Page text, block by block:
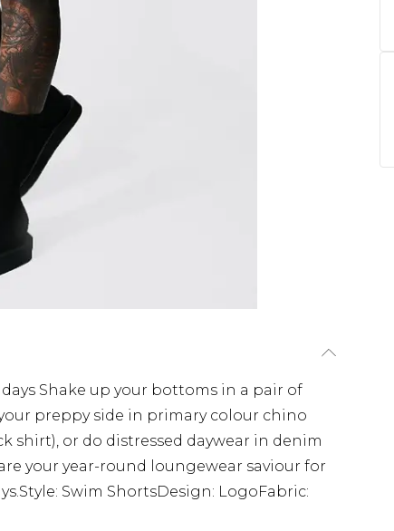
Shake up your bottoms in a pair of
preppy side in primary colour chino
shirt), or do distressed daywear in denim
your year-round loungewear saviour for
Swim ShortsDesign: LogoFabric: